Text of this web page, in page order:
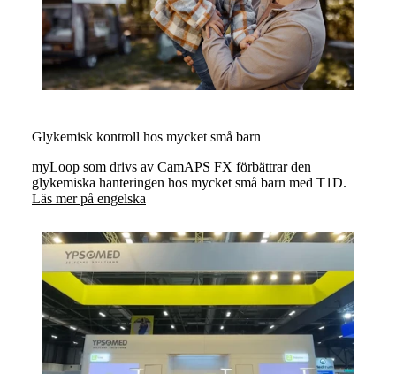
Glykemisk kontroll hos mycket små barn
myLoop som drivs av CamAPS FX förbättrar den
glykemiska hanteringen hos mycket små barn med T1D.
Läs mer på engelska